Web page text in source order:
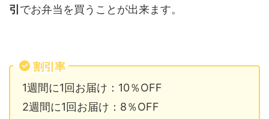
引 でお弁当を買うことが出来ます。
割引率
1週間に1回お届け：10％OFF
2週間に1回お届け：8％OFF